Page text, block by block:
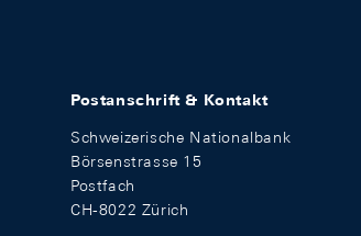
Postanschrift & Kontakt
Schweizerische Nationalbank
Börsenstrasse 15
Postfach
CH-8022 Zürich